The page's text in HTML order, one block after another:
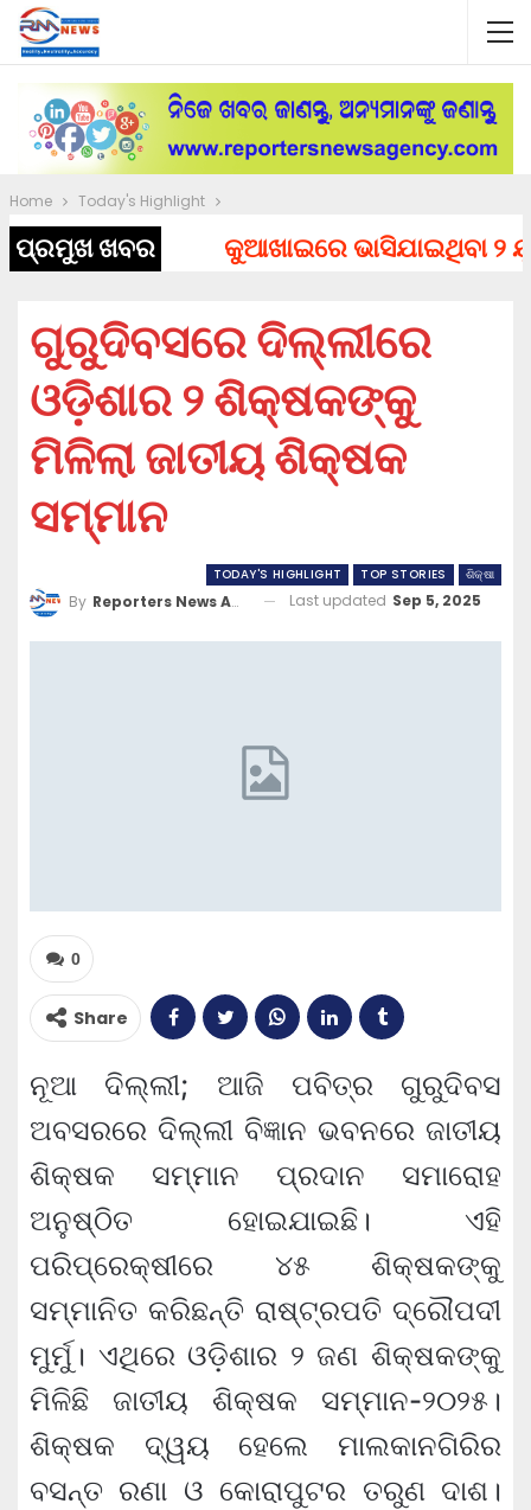
Home Today's Highlight
ପ୍ରମୁଖ ଖବର କୁଆଖାଇରେ ଭାସିଯାଇଥିବା ୨
ଗୁରୁଦିବସରେ ଦିଲ୍ଲୀରେ
ଓଡ଼ିଶାର ୨ ଶିକ୍ଷକଙ୍କୁ
ମିଳିଲା ଜାତୀୟ ଶିକ୍ଷକ
ସମ୍ମାନ
TODAY'S HIGHLIGHT TOP STORIES ଶିକ୍ଷା
By Reporters News Agency Last updated Sep 5, 2025
0
Share
ନୂଆ ଦିଲ୍ଲୀ; ଆଜି ପବିତ୍ର ଗୁରୁଦିବସ
ଅବସରରେ ଦିଲ୍ଲୀ ବିଜ୍ଞାନ ଭବନରେ ଜାତୀୟ
ଶିକ୍ଷକ ସମ୍ମାନ ପ୍ରଦାନ ସମାରୋହ
ଅନୁଷ୍ଠିତ ହୋଇଯାଇଛି। ଏହି
ପରିପ୍ରେକ୍ଷୀରେ ୪୫ ଶିକ୍ଷକଙ୍କୁ
ସମ୍ମାନିତ କରିଛନ୍ତି ରାଷ୍ଟ୍ରପତି ଦ୍ରୌପଦୀ
ମୁର୍ମୁ। ଏଥିରେ ଓଡ଼ିଶାର ୨ ଜଣ ଶିକ୍ଷକଙ୍କୁ
ମିଳିଛି ଜାତୀୟ ଶିକ୍ଷକ ସମ୍ମାନ-୨୦୨୫।
ଶିକ୍ଷକ ଦ୍ୱୟ ହେଲେ ମାଲକାନଗିରିର
ବସନ୍ତ ରଣା ଓ କୋରାପୁଟର ତରୁଣ ଦାଶ।